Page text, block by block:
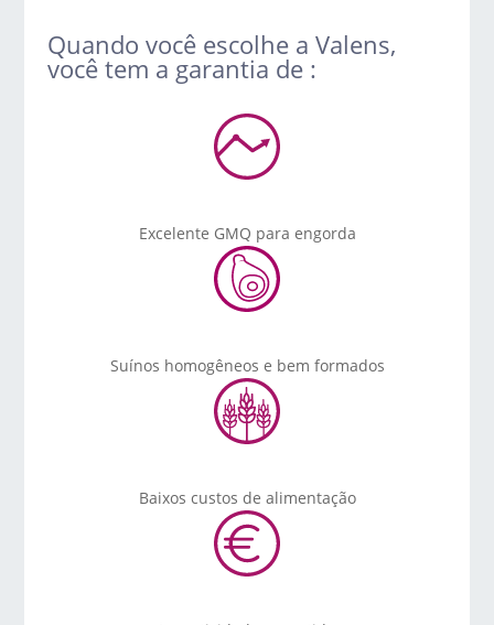
Quando você escolhe a Valens,
você tem a garantia de :
Excelente GMQ para engorda
Suínos homogêneos e bem formados
Baixos custos de alimentação